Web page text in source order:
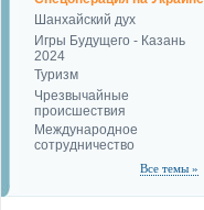
Шанхайский дух
Игры Будущего - Казань
2024
Туризм
Чрезвычайные
происшествия
Международное
сотрудничество
Все темы »